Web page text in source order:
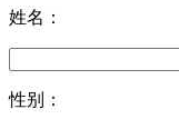
姓名：
性别：